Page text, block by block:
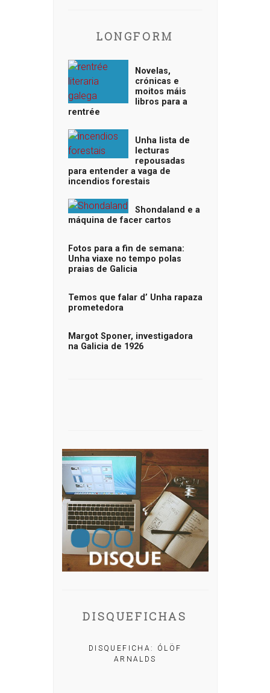
LONGFORM
Novelas,
crónicas e
moitos máis
libros para a
rentrée
Unha lista de
lecturas
repousadas
para entender a vaga de
incendios forestais
Shondaland e a
máquina de facer cartos
Fotos para a fin de semana:
Unha viaxe no tempo polas
praias de Galicia
Temos que falar d’ Unha rapaza
prometedora
Margot Sponer, investigadora
na Galicia de 1926
DISQUEFICHAS
DISQUEFICHA: ÓLÖF
ARNALDS